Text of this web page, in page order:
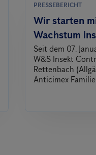
PRESSEBERICHT
Wir starten
Wachstum
Seit dem 07.
W&S Insekt
Rettenbach
Anticimex Familie